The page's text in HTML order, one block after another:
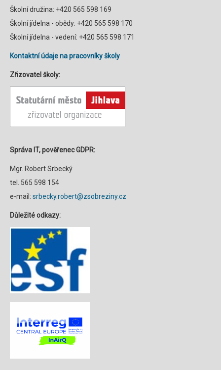
Školní družina: +420 565 598 169
Školní jídelna - obědy: +420 565 598 170
Školní jídelna - vedení: +420 565 598 171
Kontaktní údaje na pracovníky školy
Zřizovatel školy:
Správa IT, pověřenec GDPR:
Mgr. Robert Srbecký
tel. 565 598 154
e-mail: srbecky.robert@zsobreziny.cz
Důležité odkazy: